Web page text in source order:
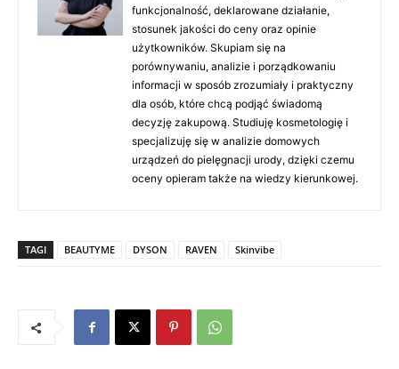
funkcjonalność, deklarowane działanie,
stosunek jakości do ceny oraz opinie
użytkowników. Skupiam się na
porównywaniu, analizie i porządkowaniu
informacji w sposób zrozumiały i praktyczny
dla osób, które chcą podjąć świadomą
decyzję zakupową. Studiuję kosmetologię i
specjalizuję się w analizie domowych
urządzeń do pielęgnacji urody, dzięki czemu
oceny opieram także na wiedzy kierunkowej.
TAGI BEAUTYME DYSON RAVEN Skinvibe